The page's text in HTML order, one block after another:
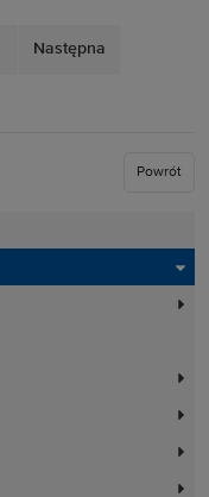
Następna
Powrót